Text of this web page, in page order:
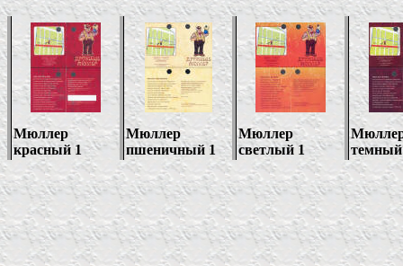
Мюллер
красный 1
Мюллер
пшеничный 1
Мюллер
светлый 1
темный